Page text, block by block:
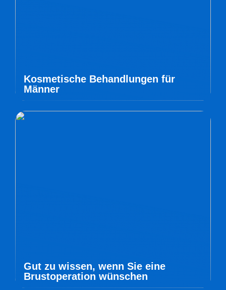
Kosmetische Behandlungen für
Männer
Gut zu wissen, wenn Sie eine
Brustoperation wünschen